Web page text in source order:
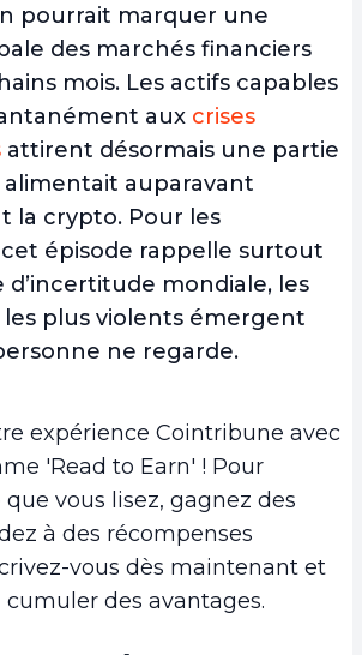
pourrait marquer une
des marchés financiers
mois. Les actifs capables
aux crises
attirent désormais une partie
auparavant
la crypto. Pour les
cet épisode rappelle surtout
d’incertitude mondiale, les
plus violents émergent
ne regarde.
expérience Cointribune avec
'Read to Earn' ! Pour
vous lisez, gagnez des
à des récompenses
vous dès maintenant et
des avantages.